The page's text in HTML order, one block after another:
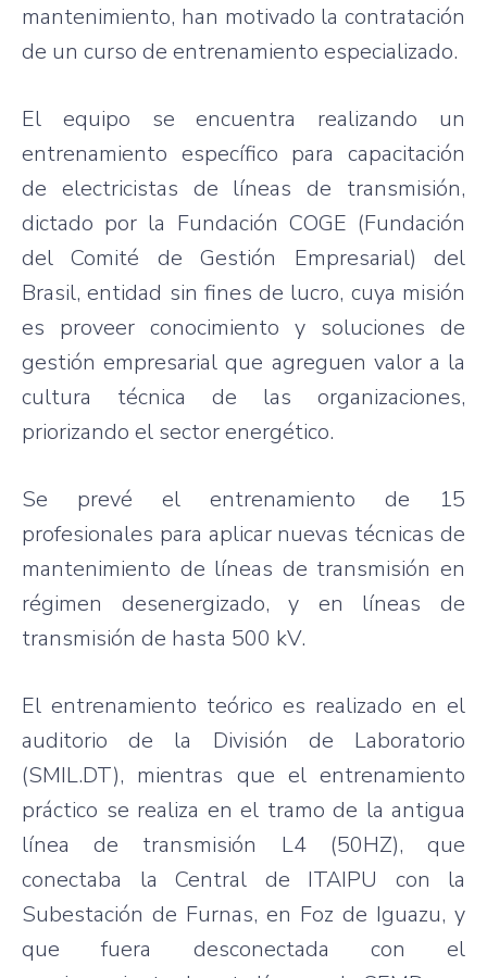
mantenimiento, han motivado la contratación
de un curso de entrenamiento especializado.
El equipo se encuentra realizando un
entrenamiento específico para capacitación
de electricistas de líneas de transmisión,
dictado por la Fundación COGE (Fundación
del Comité de Gestión Empresarial) del
Brasil, entidad sin fines de lucro, cuya misión
es proveer conocimiento y soluciones de
gestión empresarial que agreguen valor a la
cultura técnica de las organizaciones,
priorizando el sector energético.
Se prevé el entrenamiento de 15
profesionales para aplicar nuevas técnicas de
mantenimiento de líneas de transmisión en
régimen desenergizado, y en líneas de
transmisión de hasta 500 kV.
El entrenamiento teórico es realizado en el
auditorio de la División de Laboratorio
(SMIL.DT), mientras que el entrenamiento
práctico se realiza en el tramo de la antigua
línea de transmisión L4 (50HZ), que
conectaba la Central de ITAIPU con la
Subestación de Furnas, en Foz de Iguazu, y
que fuera desconectada con el